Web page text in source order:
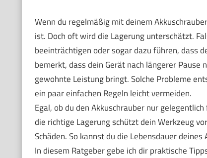
Wenn du regelmäßig mit deinem
ist. Doch oft wird die Lagerung unterschätzt.
beeinträchtigen oder sogar dazu führen, dass
bemerkt, dass dein Gerät nach längerer
gewohnte Leistung bringt. Solche Probleme
ein paar einfachen Regeln leicht vermeiden.
Egal, ob du den Akkuschrauber nur
die richtige Lagerung schützt dein Werkzeug
Schäden. So kannst du die Lebensdauer
In diesem Ratgeber gebe ich dir praktische